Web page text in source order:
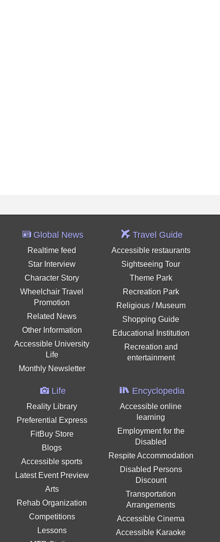
Global News
Realtime feed
Star Interview
Character Story
Wheelchair Travel
Promotion
Related News
Other Information
Accessible University
Life
Monthly Newsletter
Travel Guide
Accessible restaurants
Sightseeing Tour
Theme Park
Recreation Park
Religious / Museum
Shopping Guide
Educational Institution
Recreation and
entertainment
Life
Reality Library
Preferential Express
FitBuy Store
Blogs
Accessible sports
Latest Event Preview
Arts
Rehab Organization
Competitions
Lessons
Encyclopedia
Accessible online
learning
Employment for the
Disabled
Respite Accommodation
Disabled Persons
Discount
Transportation
Arrangements
Accessible Cinema
Accessible Karaoke